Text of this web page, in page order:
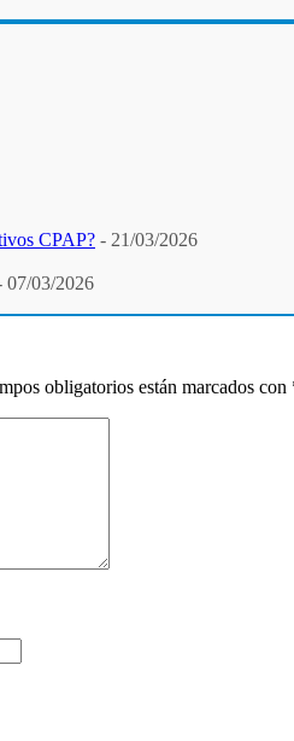
CPAP? - 21/03/2026
07/03/2026
obligatorios están marcados con